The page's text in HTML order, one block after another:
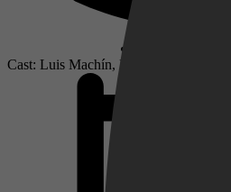
Cast: Luis Machín, Martina Krasinsky,